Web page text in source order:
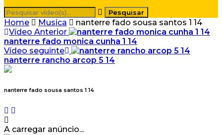
Home Musica
nanterre fado sousa santos 1 14
Vídeo Anterior
nanterre fado monica cunha 1 14
Vídeo seguinte
nanterre rancho arcop 5 14
nanterre fado sousa santos 1 14
A carregar anúncio...